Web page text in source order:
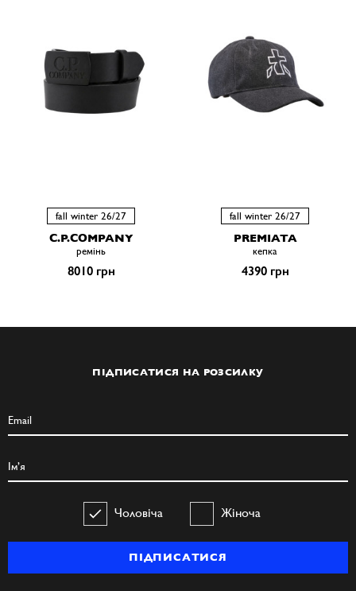
fall winter 26/27
C.P.COMPANY
ремiнь
8010 грн
fall winter 26/27
PREMIATA
кепка
4390 грн
ПІДПИСАТИСЯ НА РОЗСИЛКУ
Чоловіча Жіноча
ПІДПИСАТИСЯ